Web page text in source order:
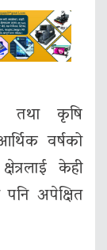
तथा कृषि
वर्षको
केही
पनि अपेक्षित